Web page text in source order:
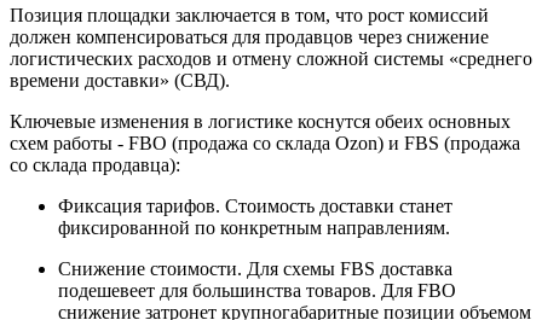
Позиция площадки заключается в том, что рост комиссий
должен компенсироваться для продавцов через снижение
логистических расходов и отмену сложной системы «среднего
времени доставки» (СВД).
Ключевые изменения в логистике коснутся обеих основных
схем работы - FBO (продажа со склада Ozon) и FBS (продажа
со склада продавца):
Фиксация тарифов. Стоимость доставки станет
фиксированной по конкретным направлениям.
Снижение стоимости. Для схемы FBS доставка
подешевеет для большинства товаров. Для FBO
снижение затронет крупногабаритные позиции объемом